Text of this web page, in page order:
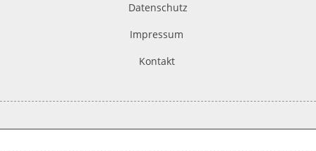
Datenschutz
Impressum
Kontakt